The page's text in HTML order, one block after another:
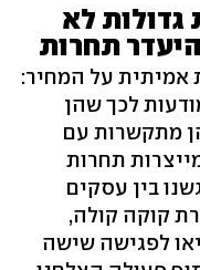
גדולות לא
תחרות
אמיתית על המחיר:
לכך שהן
מתקשרות עם
תחרות
בין עסקים
קוקה קולה,
הם הביאו לפגישה שישה